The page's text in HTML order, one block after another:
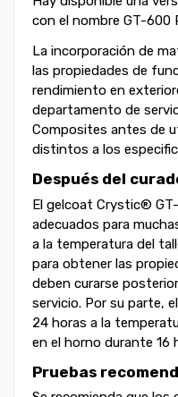
con el nombre GT-600
La incorporación de
las propiedades de
rendimiento en
departamento de
Composites antes de
distintos a los
Después del
El gelcoat Crystic®
adecuados para
a la temperatura del
para obtener las
deben curarse
servicio. Por su parte,
24 horas a la
en el horno durante 16
Pruebas